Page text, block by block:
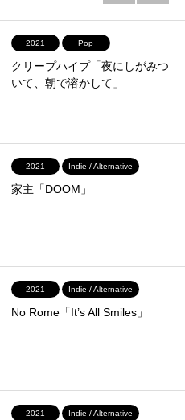
2021 Pop
クリープハイプ「夜にしがみつ
いて、朝で溶かして」
2021 Indie / Alternative
家主「DOOM」
2021 Indie / Alternative
No Rome「It’s All Smiles」
2021 Indie / Alternative